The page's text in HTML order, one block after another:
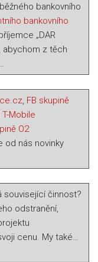
bankovního
bankovního
„DAR
abychom z těch
, FB skupině
Mobile
O2
od nás novinky
související činnost?
odstranění,
cenu. My také…